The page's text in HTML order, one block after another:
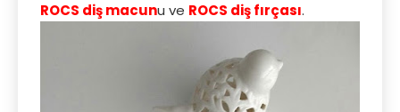
ROCS diş macunu ve ROCS diş fırçası.